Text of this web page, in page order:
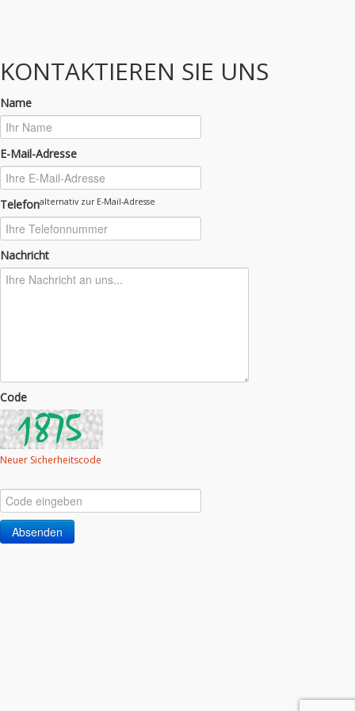
KONTAKTIEREN SIE UNS
Name
E-Mail-Adresse
Telefonalternativ zur E-Mail-Adresse
Nachricht
Code
Neuer Sicherheitscode
Absenden